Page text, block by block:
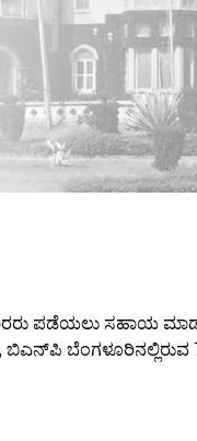
ಸಹಾಯ ಮಾಡುವ
ಬೆಂಗಳೂರಿನಲ್ಲಿರುವ